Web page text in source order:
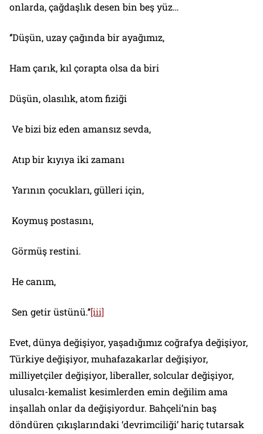
onlarda, çağdaşlık desen bin beş yüz…
‘’Düşün, uzay çağında bir ayağımız,
Ham çarık, kıl çorapta olsa da biri
Düşün, olasılık, atom fiziği
Ve bizi biz eden amansız sevda,
Atıp bir kıyıya iki zamanı
Yarının çocukları, gülleri için,
Koymuş postasını,
Görmüş restini.
He canım,
Sen getir üstünü.’’[iii]
Evet, dünya değişiyor, yaşadığımız coğrafya değişiyor,
Türkiye değişiyor, muhafazakarlar değişiyor,
milliyetçiler değişiyor, liberaller, solcular değişiyor,
ulusalcı-kemalist kesimlerden emin değilim ama
inşallah onlar da değişiyordur. Bahçeli’nin baş
döndüren çıkışlarındaki ‘devrimciliği’ hariç tutarsak